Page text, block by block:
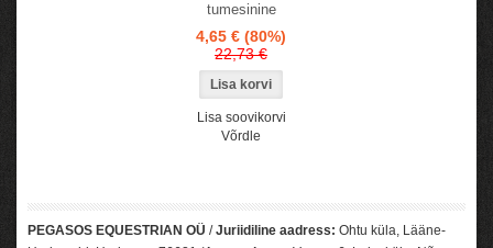
tumesinine
4,65 € (80%)
22,73 €
Lisa soovikorvi
Võrdle
PEGASOS EQUESTRIAN OÜ /Juriidiline aadress: Ohtu küla, Lääne-